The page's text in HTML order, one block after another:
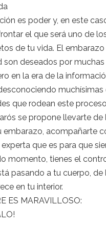
es poder y, en este
el que será uno de
de tu vida. El
son deseados por muchas
en la era de la
muchísimas
que rodean este
se propone llevarte de
embarazo, acompañarte
que es para que
momento, tienes el
pasando a tu cuerpo, de
en tu interior.
ES MARAVILLOSO: